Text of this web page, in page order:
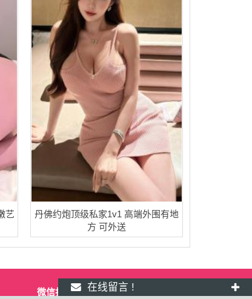
艺
丹佛约炮顶级私家1v1 高端外围有地
方 可外送
微信扫一扫 在线留言 !